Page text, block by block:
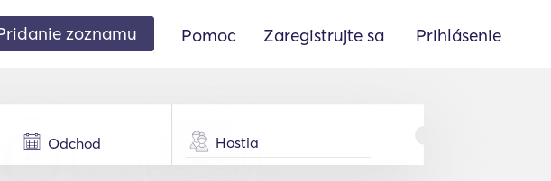
zoznamu Pomoc Zaregistrujte sa Prihlásenie
Hostia